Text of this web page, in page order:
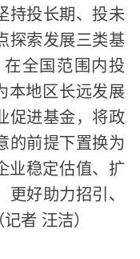
持投长期、投未
探索发展三类基
全国范围内投
本地区长远发展
促进基金，将政
的前提下置换为
业稳定估值、扩
好助力招引、
者 汪洁）